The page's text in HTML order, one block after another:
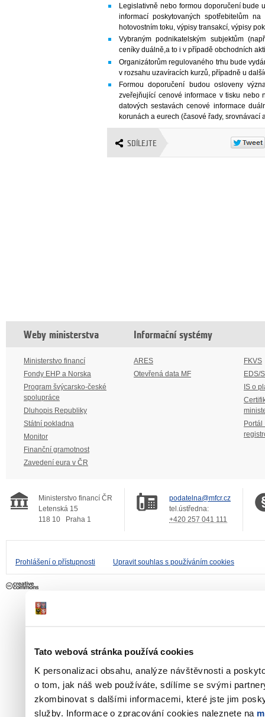
Tato webová stránka používá cookies
K personalizaci obsahu, analýze návštěvnosti a
o tom, jak náš web používáte, sdílíme se svými
zkombinovat s dalšími informacemi, které jste jim
služby. Informace o zpracování cookies naleznete na
Legislativně nebo formou doporučení bude
informací poskytovaných spotřebitelům
hotovostním toku, výpisy transakcí, výpisy
Vybraným podnikatelským subjektům
ceníky duálně,a to i v případě obchodních
Organizátorům regulovaného trhu bude
v rozsahu uzavíracích kurzů, případně u
Formou doporučení budou osloveny
zveřejňující cenové informace v tisku nebo
datových sestavách cenové informace
korunách a eurech (časové řady, srovnávací
SDÍLEJTE
Weby ministerstva
Ministerstvo financí
Fondy EHP a Norska
Program švýcarsko-české
spolupráce
Dluhopis Republiky
Státní pokladna
Monitor
Finanční gramotnost
Zavedení eura v ČR
Informační systémy
ARES
Otevřená data MF
FKVS
EDS/
IS o
Portál
Ministerstvo financí ČR
Letenská 15
118 10
Praha 1
podatelna@mfcr.cz
tel.ústředna:
+420 257 041 111
Prohlášení o přístupnosti Upravit souhlas s používáním cookies